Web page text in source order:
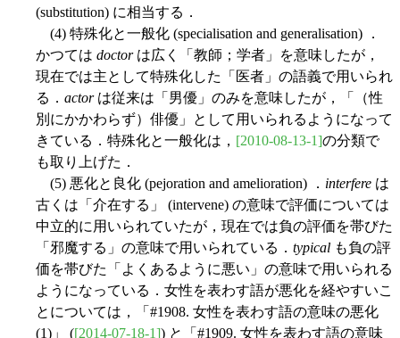
(substitution) に相当する．
(4) 特殊化と一般化 (specialisation and generalisation) ．
かつては doctorは広く「教師；学者」を意味したが，
現在では主として特殊化した「医者」の語義で用いられ
る． actorは従来は「男優」のみを意味したが，「（性
別にかかわらず）俳優」として用いられるようになって
きている．特殊化と一般化は， [2010-08-13-1]の分類で
も取り上げた．
(5) 悪化と良化 (pejoration and amelioration) ． interfere は
古くは「介在する」 (intervene) の意味で評価については
中立的に用いられていたが，現在では負の評価を帯びた
「邪魔する」の意味で用いられている． typical も負の評
価を帯びた「よくあるように悪い」の意味で用いられる
ようになっている．女性を表わす語が悪化を経やすいこ
とについては，「#1908. 女性を表わす語の意味の悪化
(1)」 ([2014-07-18-1]) と「#1909. 女性を表わす語の意味